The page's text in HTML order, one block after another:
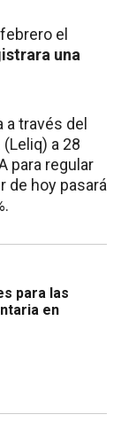
el
una
a través del
a 28
para regular
de hoy pasará
para las
en